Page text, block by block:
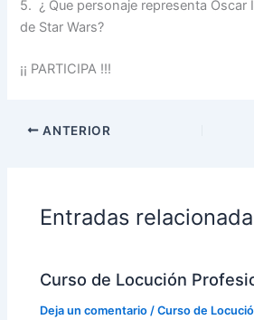
5. ¿ Que personaje representa Oscar
de Star Wars?
¡¡ PARTICIPA !!!
ANTERIOR
Entradas
Curso de Locución
Deja un comentario /Curso de